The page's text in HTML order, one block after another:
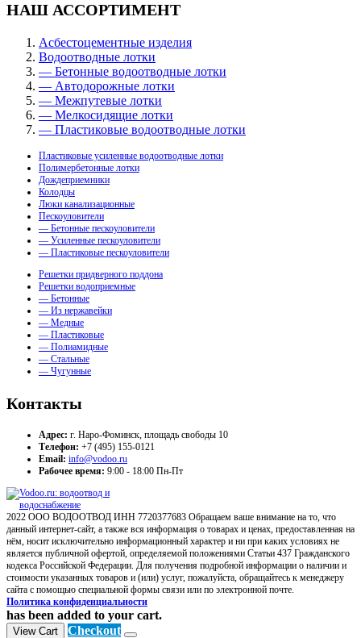
НАШ АССОРТИМЕНТ
Асбестоцементные изделия
Водоотводные лотки
— Бетонные водоотводные лотки
— Автодорожные лотки
— Межпутевые лотки
— Мелкосидящие лотки
— Пластиковые водоотводные лотки
Пластиковые усиленные водоотводные лотки
Полимербетонные лотки
Дождеприемники
Колодцы
Люки канализационные
Пескоуловители
— Бетонные пескоуловители
— Усиленные пескоуловители
— Пластиковые пескоуловители
Решетки придверного поддона
Решетки водоприемные
— Бетонные
— Из нержавейки
— Медные
— Пластиковые
— Полиамидные
— Стальные
— Чугунные
Контакты
Адрес: г. Наро-Фоминск, площадь свободы 10
Телефон: +7 (495) 155-0121
Email: info@vodoo.ru
Рабочее время: 9:00 - 18:00 Пн-Пт
2022 ООО ВОДООТВОД ИНН 7720377683 Обращаем ваше внимание на то, что
данный интернет-сайт, а также вся информация о товарах и ценах, предоставленная на
нём, носит исключительно информационный характер и ни при каких условиях не
является публичной офертой, определяемой положениями Статьи 437 Гражданского
кодекса Российской Федерации. Для получения подробной информации о наличии и
стоимости указанных товаров и (или) услуг, пожалуйста, обращайтесь к менеджеру
сайта с помощью специальной формы связи или по электронной почте.
Политика конфиденциальности
has been added to your cart.
View Cart Checkout